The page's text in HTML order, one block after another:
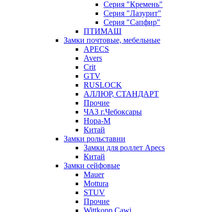
Серия "Кремень"
Серия "Лазурит"
Серия "Сапфир"
ПТИМАШ
Замки почтовые, мебельные
APECS
Avers
Crit
GTV
RUSLOCK
АЛЛЮР, СТАНДАРТ
Прочие
ЧАЗ г.Чебоксары
Нора-М
Китай
Замки рольставни
Замки для роллет Apecs
Китай
Замки сейфовые
Mauer
Mottura
STUV
Прочие
Wittkopp Cawi